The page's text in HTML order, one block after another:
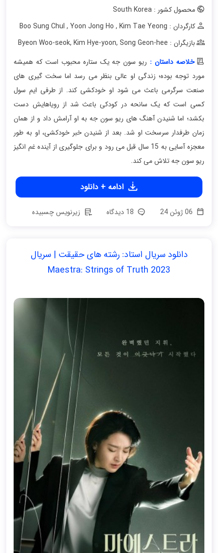
محصول کشور : South Korea
کارگردان : Boo Sung Chul
, Yoon Jong Ho , Kim Tae Yeong
بازیگران : Byeon Woo-seok
, Kim Hye-yoon, Song Geon-hee
خلاصه داستان : ریو سون جه یک ستاره محبوب است که همیشه
مورد توجه بوده؛ زندگی او عالی بنظر می رسد اما سخت گیری های
صنعت سرگرمی باعث می شود او خودکشی کند. از طرفی ایم سول
کسی است که یک سانحه در کودکی باعث شد از رویاهایش دست
بکشد؛ اما شنیدن آهنگ های ریو سون جه به او آرامش داد و از همان
زمان طرفدار سرسخت او شد. بعد از شنیدن خبر خودکشی، او به طور
معجزه آسایی به 15 سال قبل می رود و برای جلوگیری از آینده غم انگیز
ریو سون جه تلاش می کند.
ادامه + دانلود
زیرنویس چسبیده
دانلود سریال استاد: رشته های حقیقت | سریال
Maestra: Strings of Truth 2023